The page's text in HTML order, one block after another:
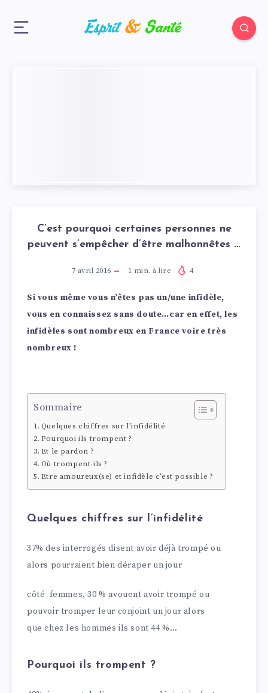
C’est pourquoi certaines personnes ne
peuvent s’empêcher d’être malhonnêtes …
7 avril 2016 1 min. à lire 4
Si vous même vous n’êtes pas un/une infidèle,
vous en connaissez sans doute…car en effet, les
infidèles sont nombreux en France voire très
nombreux !
Sommaire
Quelques chiffres sur l’infidélité
Pourquoi ils trompent ?
Et le pardon ?
Où trompent-ils ?
Etre amoureux(se) et infidèle c’est possible ?
Quelques chiffres sur l’infidélité
37% des interrogés disent avoir déjà trompé ou
alors pourraient bien déraper un jour
côté femmes, 30 % avouent avoir trompé ou
pouvoir tromper leur conjoint un jour alors
que chez les hommes ils sont 44 %…
Pourquoi ils trompent ?